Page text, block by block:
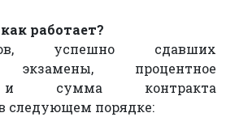
работает?
успешно сдавших
экзамены, процентное
и сумма контракта
следующем порядке: